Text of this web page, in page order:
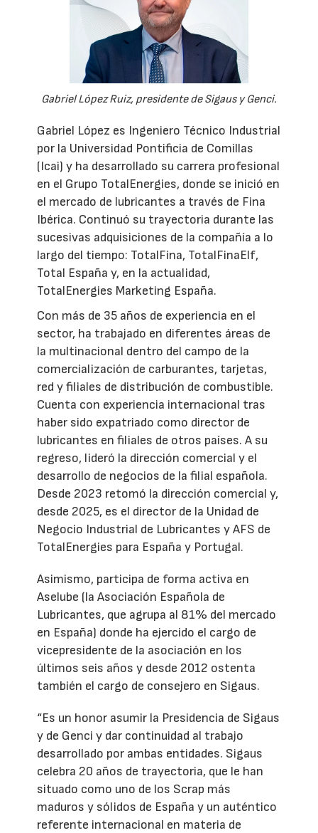
Gabriel López Ruiz, presidente de Sigaus y Genci.
Gabriel López es Ingeniero Técnico Industrial
por la Universidad Pontificia de Comillas
(Icai) y ha desarrollado su carrera profesional
en el Grupo TotalEnergies, donde se inició en
el mercado de lubricantes a través de Fina
Ibérica. Continuó su trayectoria durante las
sucesivas adquisiciones de la compañía a lo
largo del tiempo: TotalFina, TotalFinaElf,
Total España y, en la actualidad,
TotalEnergies Marketing España.
Con más de 35 años de experiencia en el
sector, ha trabajado en diferentes áreas de
la multinacional dentro del campo de la
comercialización de carburantes, tarjetas,
red y filiales de distribución de combustible.
Cuenta con experiencia internacional tras
haber sido expatriado como director de
lubricantes en filiales de otros países. A su
regreso, lideró la dirección comercial y el
desarrollo de negocios de la filial española.
Desde 2023 retomó la dirección comercial y,
desde 2025, es el director de la Unidad de
Negocio Industrial de Lubricantes y AFS de
TotalEnergies para España y Portugal.
Asimismo, participa de forma activa en
Aselube (la Asociación Española de
Lubricantes, que agrupa al 81% del mercado
en España) donde ha ejercido el cargo de
vicepresidente de la asociación en los
últimos seis años y desde 2012 ostenta
también el cargo de consejero en Sigaus.
“Es un honor asumir la Presidencia de Sigaus
y de Genci y dar continuidad al trabajo
desarrollado por ambas entidades. Sigaus
celebra 20 años de trayectoria, que le han
situado como uno de los Scrap más
maduros y sólidos de España y un auténtico
referente internacional en materia de